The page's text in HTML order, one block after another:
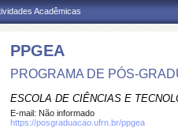
Acadêmicas
PPGEA
PROGRAMA DE PÓS-
ESCOLA DE CIÊNCIAS E
E-mail: Não informado
https://posgraduacao.ufrn.br/ppgea